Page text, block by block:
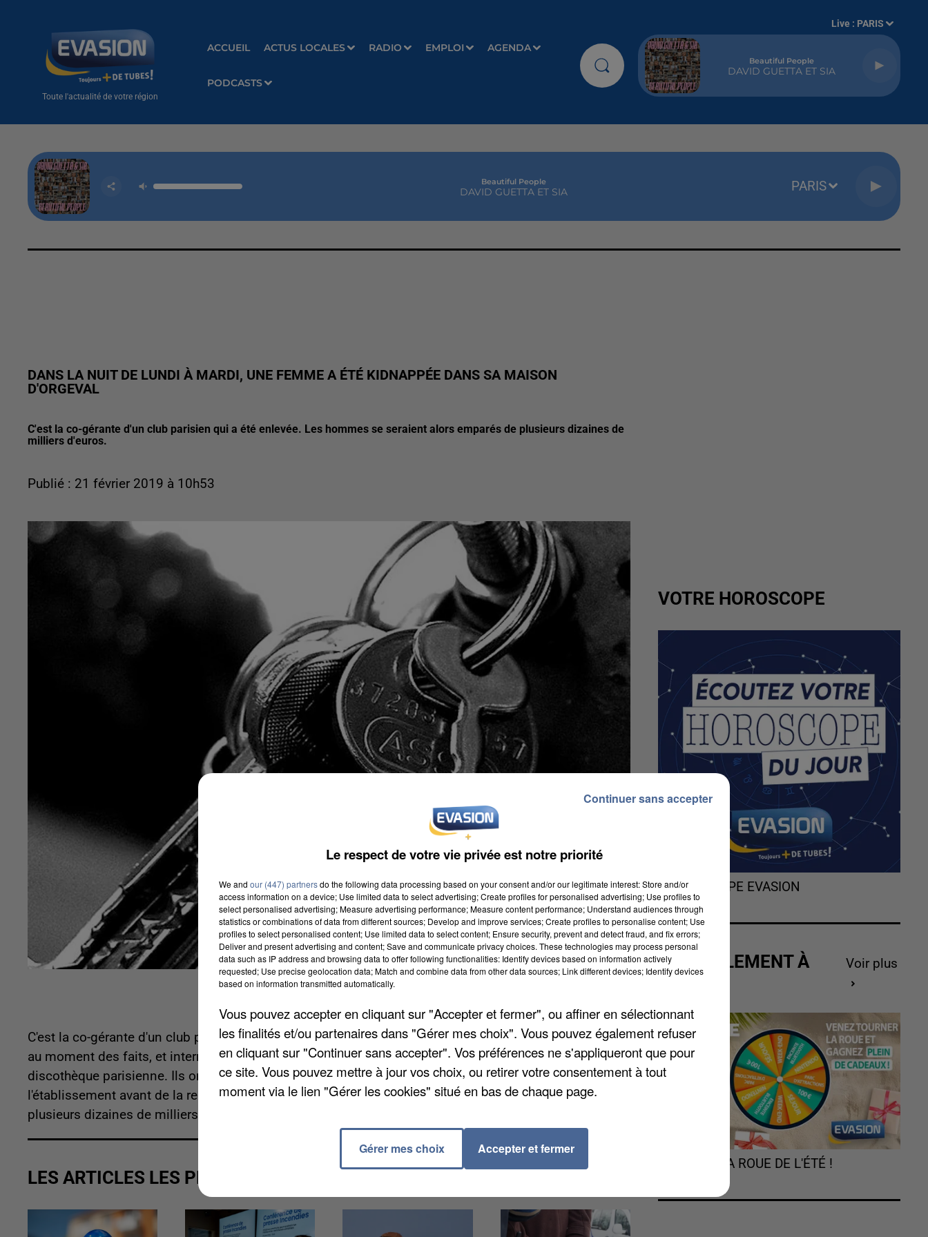
Toute l'actualité de votre région
ACCUEIL ACTUS LOCALES RADIO EMPLOI AGENDA
PODCASTS
Live : PARIS
Beautiful People
DAVID GUETTA ET SIA
Beautiful People
DAVID GUETTA ET SIA PARIS
DANS LA NUIT DE LUNDI À MARDI, UNE FEMME A ÉTÉ KIDNAPPÉE DANS SA MAISON
D'ORGEVAL
C'est la co-gérante d'un club parisien qui a été enlevée. Les hommes se seraient alors emparés de plusieurs dizaines de
milliers d'euros.
Publié : 21 février 2019 à 10h53
C'est la co-gérante d'un club parisien qui a été enlevée. D'après la fille de la victime, qui était présente
au moment des faits, et interrogée parL'Echo Républicain , les ravisseurs voulaient se rendre dans la
discothèque parisienne. Ils ont alors emmené la co-gérante, lui ont pris les clés du coffre de
l'établissement avant de la relâcher dans le Val-de-Marne. Les hommes se seraient alors emparés de
plusieurs dizaines de milliers d'euros. La section de recherches de Versailles est chargée de l'enquête.
LES ARTICLES LES PLUS VUS
VOTRE HOROSCOPE
L'HOROSCOPE EVASION
ACTUELLEMENT À
GAGNER
Voir plus
TOURNEZ LA ROUE DE L'ÉTÉ !
Le respect de votre vie privée est notre priorité
We and our (447) partnersdo the following data processing based on your consent and/or our legitimate interest: Store and/or
access information on a device; Use limited data to select advertising; Create profiles for personalised advertising; Use profiles to
select personalised advertising; Measure advertising performance; Measure content performance; Understand audiences through
statistics or combinations of data from different sources; Develop and improve services; Create profiles to personalise content; Use
profiles to select personalised content; Use limited data to select content; Ensure security, prevent and detect fraud, and fix errors;
Deliver and present advertising and content; Save and communicate privacy choices. These technologies may process personal
data such as IP address and browsing data to offer following functionalities: Identify devices based on information actively
requested; Use precise geolocation data; Match and combine data from other data sources; Link different devices; Identify devices
based on information transmitted automatically.
Vous pouvez accepter en cliquant sur "Accepter et fermer", ou affiner en sélectionnant
les finalités et/ou partenaires dans "Gérer mes choix". Vous pouvez également refuser
en cliquant sur "Continuer sans accepter". Vos préférences ne s'appliqueront que pour
ce site. Vous pouvez mettre à jour vos choix, ou retirer votre consentement à tout
moment via le lien "Gérer les cookies" situé en bas de chaque page.
Gérer mes choix Accepter et fermer
Continuer sans accepter